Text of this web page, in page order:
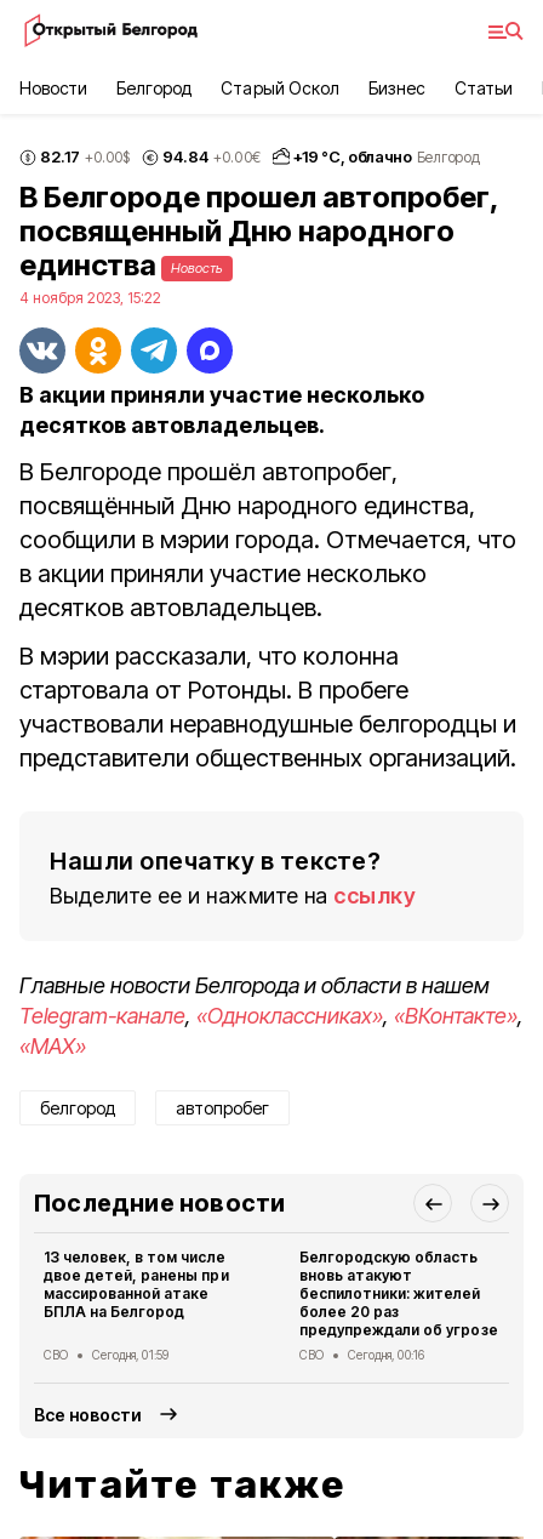
Новости Белгород Старый Оскол Бизнес Статьи
82.17 +0.00$ 94.84 +0.00€ +19 °С, облачно Белгород
В Белгороде прошел автопробег,
посвященный Дню народного
единства
Новость
4 ноября 2023, 15:22
В акции приняли участие несколько
десятков автовладельцев.
В Белгороде прошёл автопробег,
посвящённый Дню народного единства,
сообщили в мэрии города. Отмечается, что
в акции приняли участие несколько
десятков автовладельцев.
В мэрии рассказали, что колонна
стартовала от Ротонды. В пробеге
участвовали неравнодушные белгородцы и
представители общественных организаций.
Нашли опечатку в тексте?
Выделите ее и нажмите на ссылку
Главные новости Белгорода и области в нашем
Telegram-канале, «Одноклассниках», «ВКонтакте»,
«MAX»
белгород автопробег
Последние новости
13 человек, в том числе
двое детей, ранены при
массированной атаке
БПЛА на Белгород
СВО Сегодня, 01:59
Белгородскую область
вновь атакуют
беспилотники: жителей
более 20 раз
предупреждали об угрозе
СВО Сегодня, 00:16
Все новости
Читайте также